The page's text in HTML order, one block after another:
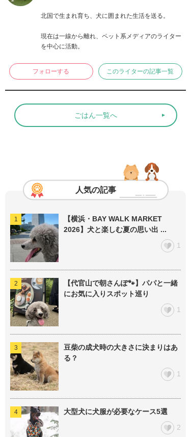
北国で生まれ育ち、犬に囲まれた生活を送る。
現在は一線から離れ、ペット系メディアのライター
を中心に活動。
フォローする このライターの記事一覧
ごはん一覧へ
人気の記事
【横浜・BAY WALK MARKET
2026】犬と楽しむ夏の思い出 ...
1
【代官山で朝さんぽ🐾】パパと一緒
にお気に入りスポット巡り
1
豆柴の成犬時の大きさに決まりはあ
る？
1
大型犬に犬服が必要なケース5選
2